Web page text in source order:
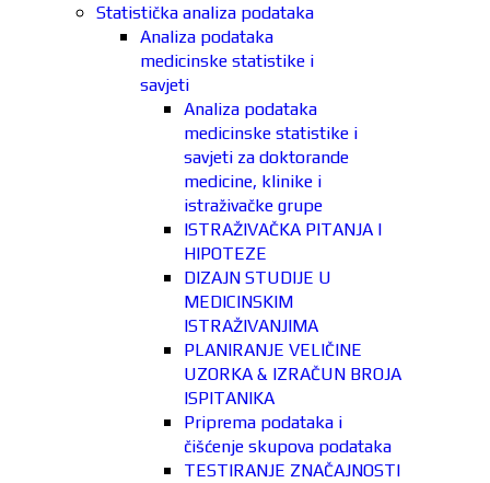
Statistička analiza podataka
Analiza podataka
medicinske statistike i
savjeti
Analiza podataka
medicinske statistike i
savjeti za doktorande
medicine, klinike i
istraživačke grupe
ISTRAŽIVAČKA PITANJA I
HIPOTEZE
DIZAJN STUDIJE U
MEDICINSKIM
ISTRAŽIVANJIMA
PLANIRANJE VELIČINE
UZORKA & IZRAČUN BROJA
ISPITANIKA
Priprema podataka i
čišćenje skupova podataka
TESTIRANJE ZNAČAJNOSTI